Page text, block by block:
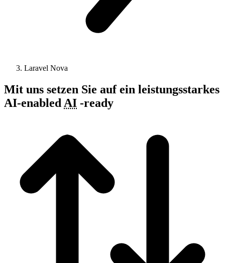
Laravel Nova
Mit uns setzen Sie auf ein leistungsstarkes
AI-enabled AI -ready